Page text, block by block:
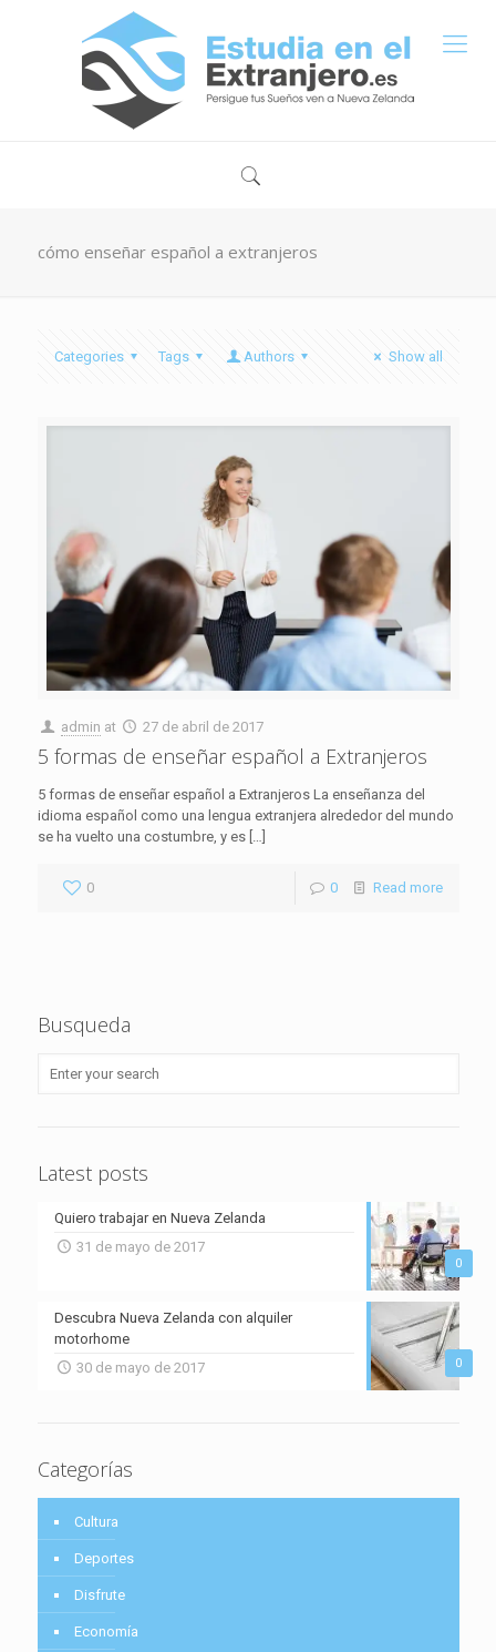
cómo enseñar español a extranjeros
Categories Tags Authors Show all
admin at 27 de abril de 2017
5 formas de enseñar español a Extranjeros
5 formas de enseñar español a Extranjeros La enseñanza del
idioma español como una lengua extranjera alrededor del mundo
se ha vuelto una costumbre, y es[…]
0 0 Read more
Busqueda
Latest posts
0
Quiero trabajar en Nueva Zelanda
31 de mayo de 2017
0
Descubra Nueva Zelanda con alquiler
motorhome
30 de mayo de 2017
Categorías
Cultura
Deportes
Disfrute
Economía